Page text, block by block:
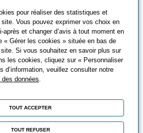
c'est magique à Yutz
16h30
c'est magique à Maxéville
à 16h30
portes ouvertes
à 12h30
pour réaliser des statistiques et
Vous pouvez exprimer vos choix en
et changer d’avis à tout moment en
« Gérer les cookies » située en bas de
Si vous souhaitez en savoir plus sur
les cookies, cliquez sur « Personnaliser
d’information, veuillez consulter notre
données
TOUT ACCEPTER
TOUT REFUSER